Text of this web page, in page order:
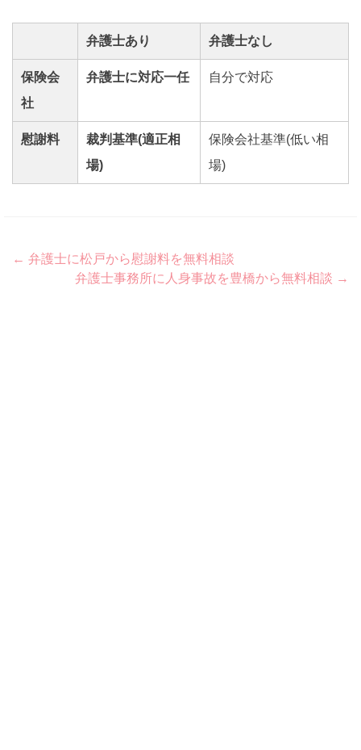
弁護士あり 弁護士なし
保険会
社
弁護士に対応一任 自分で対応
慰謝料
裁判基準(適正相
場)
保険会社基準(低い相
場)
Post
navigation
← 弁護士に松戸から慰謝料を無料相談
弁護士事務所に人身事故を豊橋から無料相談 →